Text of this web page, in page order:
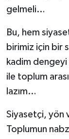
gelmeli…
Bu, hem
birimiz için bir
kadim dengeyi
ile toplum
lazım…
Siyasetçi, yön
Toplumun